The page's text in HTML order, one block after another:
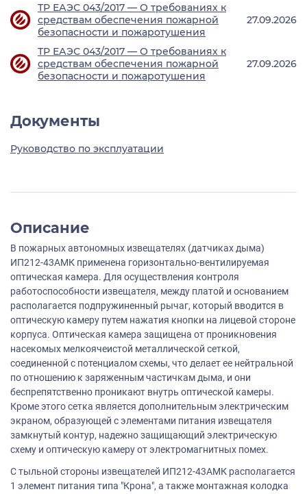
ТР ЕАЭС 043/2017 — О требованиях к
средствам обеспечения пожарной
безопасности и пожаротушения
27.09.2026
ТР ЕАЭС 043/2017 — О требованиях к
средствам обеспечения пожарной
безопасности и пожаротушения
27.09.2026
Документы
Руководство по эксплуатации
Описание
В пожарных автономных извещателях (датчиках дыма)
ИП212-43АМК применена горизонтально-вентилируемая
оптическая камера. Для осуществления контроля
работоспособности извещателя, между платой и основанием
располагается подпружиненный рычаг, который вводится в
оптическую камеру путем нажатия кнопки на лицевой стороне
корпуса. Оптическая камера защищена от проникновения
насекомых мелкоячеистой металлической сеткой,
соединенной с потенциалом схемы, что делает ее нейтральной
по отношению к заряженным частичкам дыма, и они
беспрепятственно проникают внутрь оптической камеры.
Кроме этого сетка является дополнительным электрическим
экраном, образующей с элементами питания извещателя
замкнутый контур, надежно защищающий электрическую
схему и оптическую камеру от электромагнитных помех.
С тыльной стороны извещателей ИП212-43АМК располагается
1 элемент питания типа "Крона", а также монтажная колодка